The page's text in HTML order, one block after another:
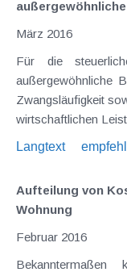
März 2016
Für die
außergewöhnliche Belastung müssen
Zwangsläufigkeit sowie eine wesentliche Beeinträchtigung der
Langtext
Aufteilung von
Wohnung
Februar 2016
Bekanntermaßen